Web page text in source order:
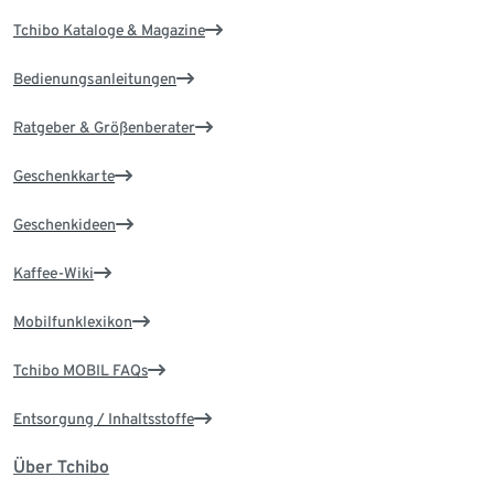
Tchibo Kataloge & Magazine
Bedienungsanleitungen
Ratgeber & Größenberater
Geschenkkarte
Geschenkideen
Kaffee-Wiki
Mobilfunklexikon
Tchibo MOBIL FAQs
Entsorgung / Inhaltsstoffe
Über Tchibo